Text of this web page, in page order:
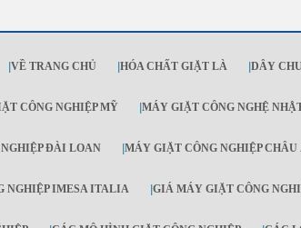
|VỀ TRANG CHỦ |HÓA CHẤT GIẶT LÀ |DÂY
CÔNG NGHIỆP MỸ |MÁY GIẶT CÔNG NGHỆ
ĐÀI LOAN |MÁY GIẶT CÔNG NGHIỆP CHÂU
NGHIỆP IMESA ITALIA |GIÁ MÁY GIẶT CÔNG